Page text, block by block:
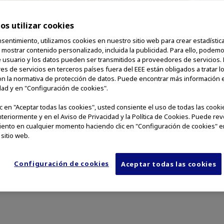
uso de una imagen o
todos los campos
continuación.
o dificultad para enviar su solicitud, por favor
imagerequests@olympus.com.
utilizar cookies
utilizamos cookies en nuestro sitio web para crear
contenido personalizado, incluida la publicidad. Para ello,
y los datos pueden ser transmitidos a proveedores de servicios.
de servicios en terceros países fuera del EEE están obligados a tratar
la normativa de protección de datos. Puede encontrar más información
y en "Configuración de cookies".
en "Aceptar todas las cookies", usted consiente el uso de todas las
y en el Aviso de Privacidad y la Política de Cookies. Puede
en cualquier momento haciendo clic en "Configuración de cookies"
web.
Configuración de cookies Aceptar todas las cookies